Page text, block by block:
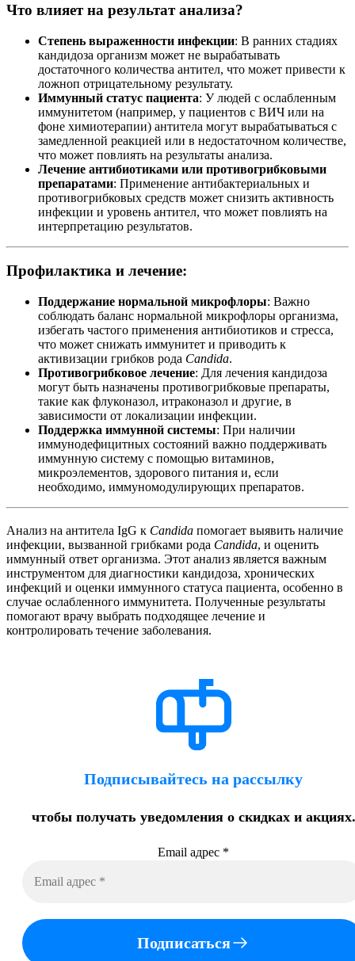
Что влияет на результат анализа?
Степень выраженности инфекции: В ранних стадиях
кандидоза организм может не вырабатывать
достаточного количества антител, что может привести к
ложноп отрицательному результату.
Иммунный статус пациента: У людей с ослабленным
иммунитетом (например, у пациентов с ВИЧ или на
фоне химиотерапии) антитела могут вырабатываться с
замедленной реакцией или в недостаточном количестве,
что может повлиять на результаты анализа.
Лечение антибиотиками или противогрибковыми
препаратами: Применение антибактериальных и
противогрибковых средств может снизить активность
инфекции и уровень антител, что может повлиять на
интерпретацию результатов.
Профилактика и лечение:
Поддержание нормальной микрофлоры: Важно
соблюдать баланс нормальной микрофлоры организма,
избегать частого применения антибиотиков и стресса,
что может снижать иммунитет и приводить к
активизации грибков рода Candida.
Противогрибковое лечение: Для лечения кандидоза
могут быть назначены противогрибковые препараты,
такие как флуконазол, итраконазол и другие, в
зависимости от локализации инфекции.
Поддержка иммунной системы: При наличии
иммунодефицитных состояний важно поддерживать
иммунную систему с помощью витаминов,
микроэлементов, здорового питания и, если
необходимо, иммуномодулирующих препаратов.
Анализ на антитела IgG к Candida помогает выявить наличие
инфекции, вызванной грибками рода Candida, и оценить
иммунный ответ организма. Этот анализ является важным
инструментом для диагностики кандидоза, хронических
инфекций и оценки иммунного статуса пациента, особенно в
случае ослабленного иммунитета. Полученные результаты
помогают врачу выбрать подходящее лечение и
контролировать течение заболевания.
Подписывайтесь на рассылку
чтобы получать уведомления о скидках и акциях.
Email адрес *
Подписаться